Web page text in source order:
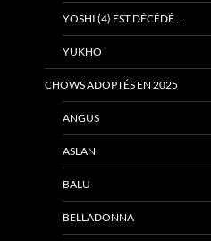
YOSHI (4) EST DÉCÉDÉ….
YUKHO
CHOWS ADOPTÉS EN 2025
ANGUS
ASLAN
BALU
BELLADONNA